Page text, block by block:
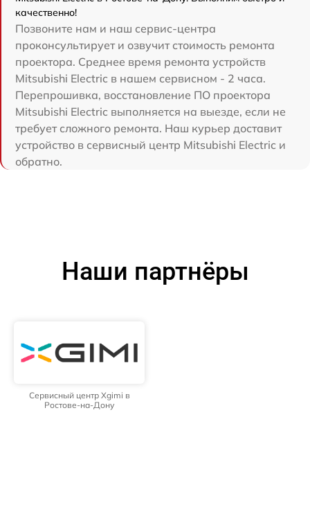
качественно!
Позвоните нам и наш сервис-центра
проконсультирует и озвучит стоимость ремонта
проектора. Среднее время ремонта устройств
Mitsubishi Electric в нашем сервисном - 2 часа.
Перепрошивка, восстановление ПО проектора
Mitsubishi Electric выполняется на выезде, если не
требует сложного ремонта. Наш курьер доставит
устройство в сервисный центр Mitsubishi Electric и
обратно.
Наши партнёры
Сервисный центр Xgimi в
Ростове-на-Дону